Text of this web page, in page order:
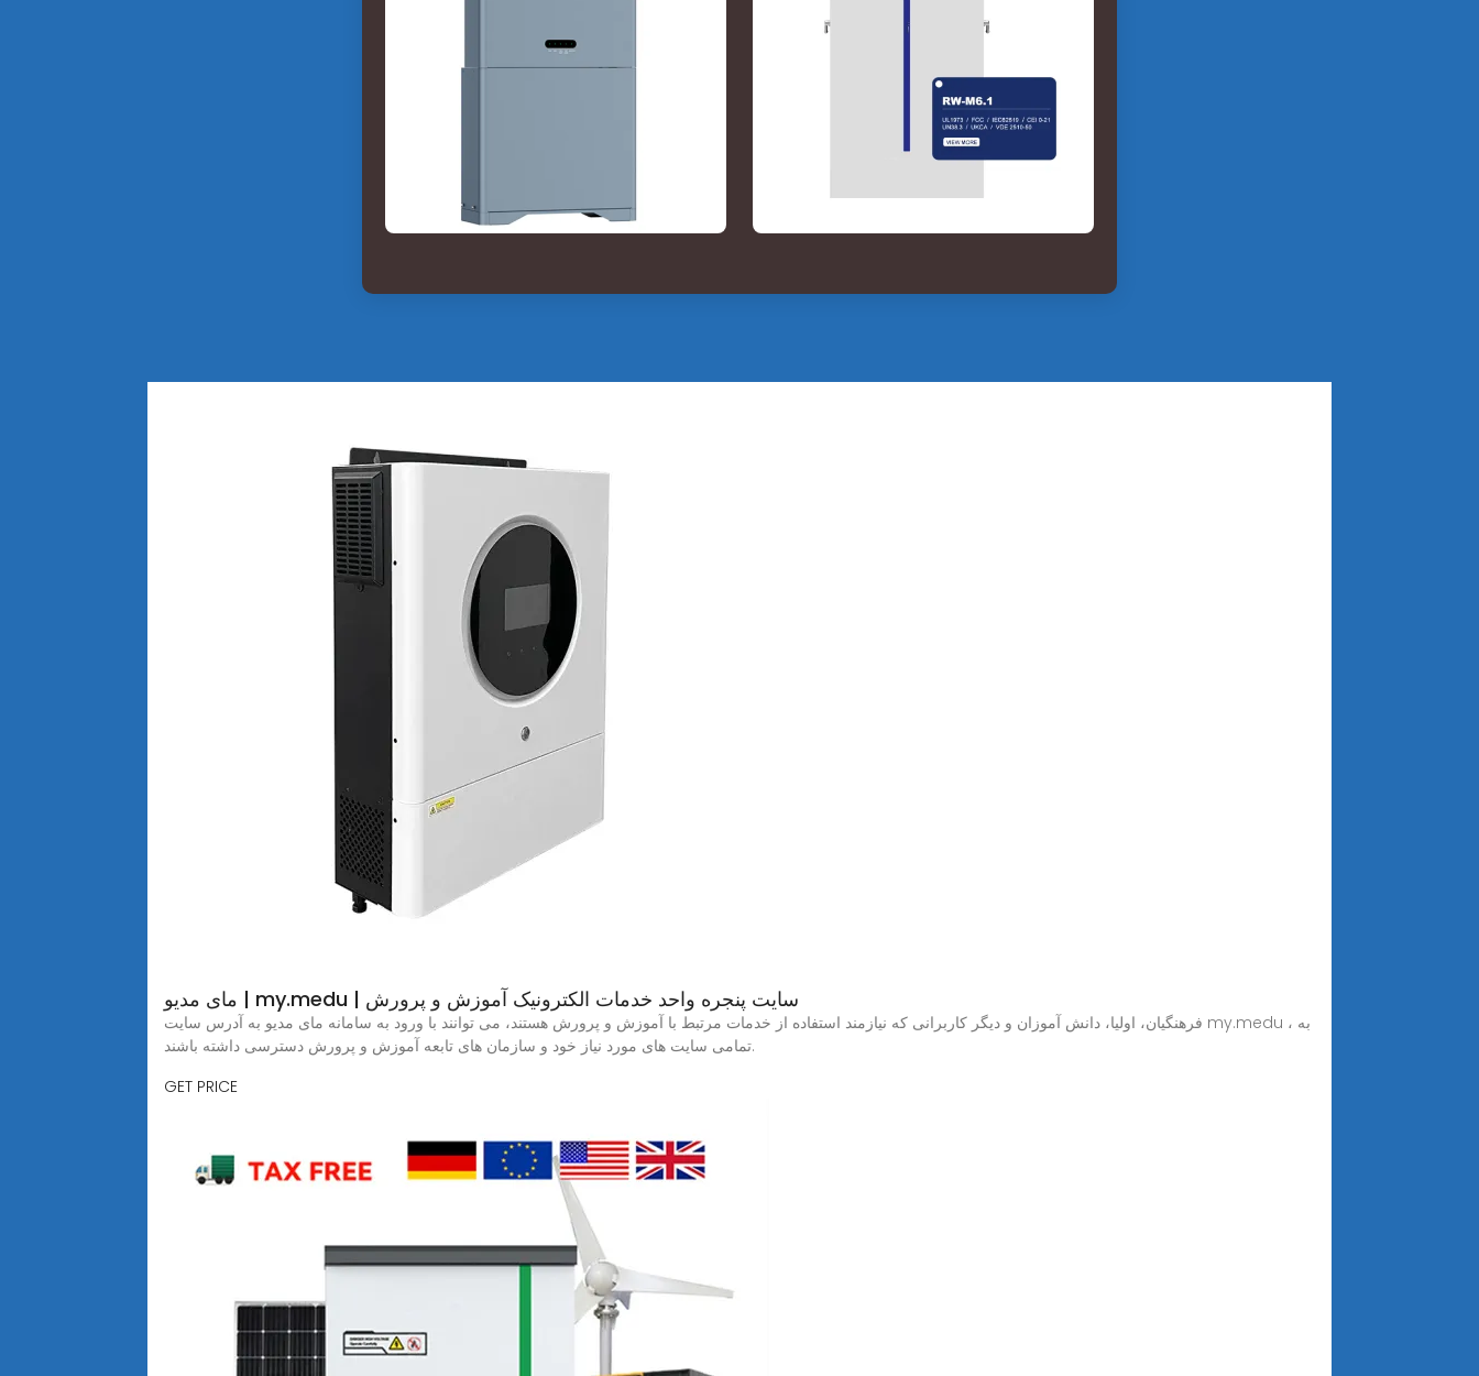
مای مدیو | my.medu | سایت پنجره واحد خدمات الکترونیک آموزش و پرورش
فرهنگیان، اولیا، دانش آموزان و دیگر کاربرانی که نیازمند استفاده از خدمات مرتبط با آموزش و پرورش هستند، می توانند با ورود به سامانه مای مدیو به آدرس سایت my.medu ، به
تمامی سایت های مورد نیاز خود و سازمان های تابعه آموزش و پرورش دسترسی داشته باشند.
GET PRICE